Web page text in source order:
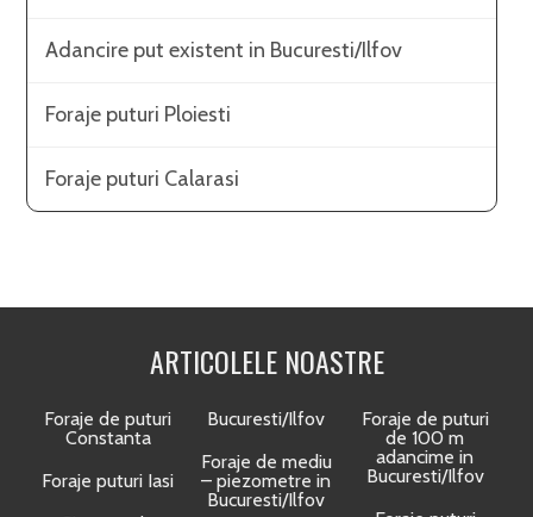
Adancire put existent in Bucuresti/Ilfov
Foraje puturi Ploiesti
Foraje puturi Calarasi
ARTICOLELE NOASTRE
Foraje de puturi
Constanta
Foraje puturi Iasi
Bucuresti/Ilfov
Foraje de mediu
– piezometre in
Bucuresti/Ilfov
Foraje de puturi
de 100 m
adancime in
Bucuresti/Ilfov